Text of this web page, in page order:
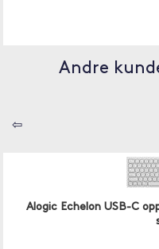
Andre
⇦
Alogic Echelon USB-C